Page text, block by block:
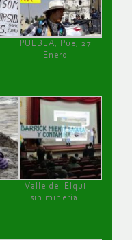
PUEBLA, Pue, 27
Enero
Valle del Elqui
sin minería.